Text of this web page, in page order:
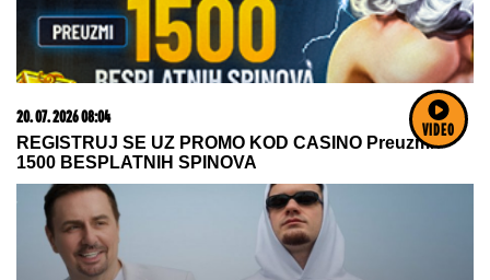
VIDEO
06. 08. 2026 09:39
Marija (3) se igrala u dvorištu i samo je nestala: Posle
42 godine otac je pronašao, zanemeo je kada je saznao
gde je bila